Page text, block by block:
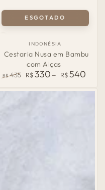
País
Origem:
INDONÉSIA
Cestaria Nusa em Bambu
com Alças
normal
R$ 435
de
R$330 R$ 540
ESGOTADO